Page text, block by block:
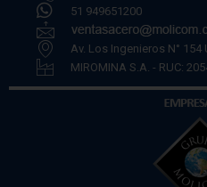
51 949651200
Av. Los Ingenieros N° 154
MIROMINA S.A. - RUC: